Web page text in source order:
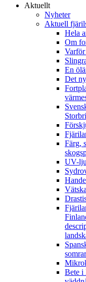
Aktuellt
Nyheter
Aktuell
Hela
Om
En
Det
Färg,
UV-
somrar
Bete i